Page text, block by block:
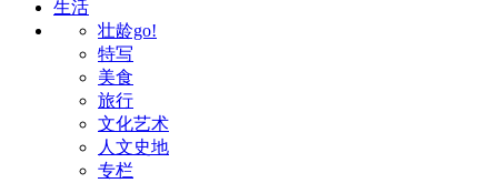
生活
壮龄go!
特写
美食
旅行
文化艺术
人文史地
专栏